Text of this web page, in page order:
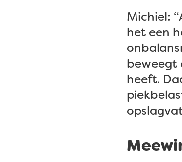
Michiel:
het een
beweegt
heeft.